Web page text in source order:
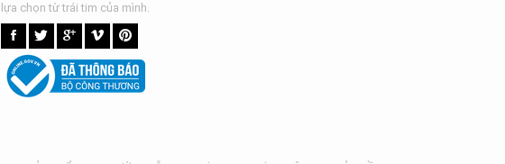
lựa chọn từ trái tim của mình.